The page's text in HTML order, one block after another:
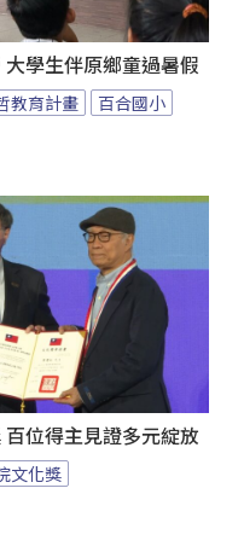
學生伴原鄉童過暑假
教育計畫 百合國小
位得主見證多元綻放
文化獎